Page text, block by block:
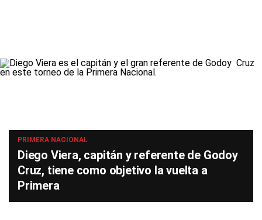
PRIMERA NACIONAL
Diego Viera, capitán y referente de Godoy
Cruz, tiene como objetivo la vuelta a
Primera